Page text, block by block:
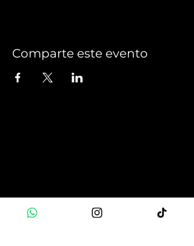
Comparte este evento